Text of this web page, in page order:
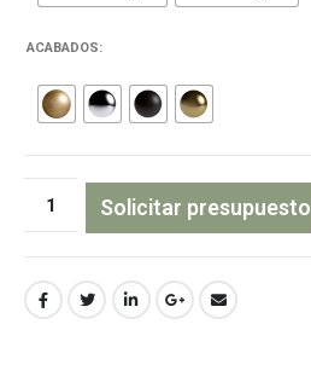
ACABADOS
Solicitar presupuesto